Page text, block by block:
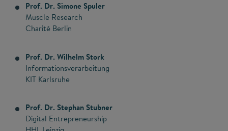
Prof. Dr. Simone Spuler
Muscle Research
Charité Berlin
Prof. Dr. Wilhelm Stork
Informationsverarbeitung
KIT Karlsruhe
Prof. Dr. Stephan Stubner
Digital Entrepreneurship